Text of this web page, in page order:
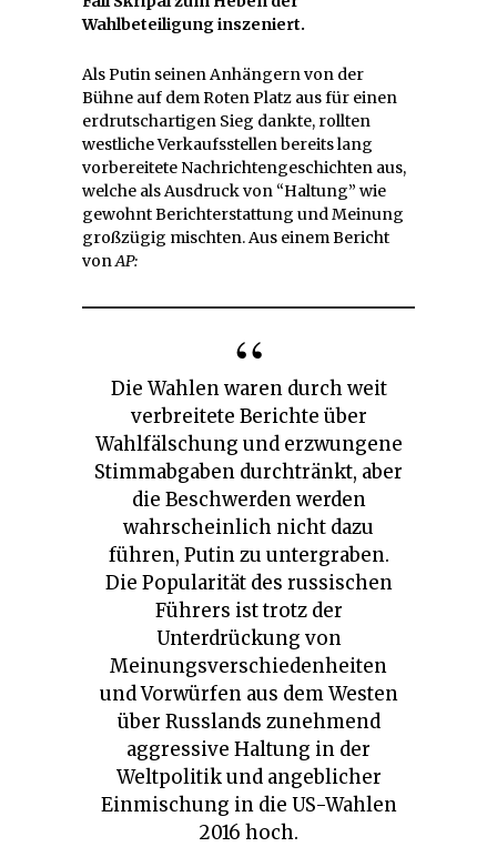
Wahlbeteiligung inszeniert.
Als Putin seinen Anhängern von der
Bühne auf dem Roten Platz aus für einen
erdrutschartigen Sieg dankte, rollten
westliche Verkaufsstellen bereits lang
vorbereitete Nachrichtengeschichten aus,
welche als Ausdruck von “Haltung” wie
gewohnt Berichterstattung und Meinung
großzügig mischten. Aus einem Bericht
vonAP:
Die Wahlen waren durch weit
verbreitete Berichte über
Wahlfälschung und erzwungene
Stimmabgaben durchtränkt, aber
die Beschwerden werden
wahrscheinlich nicht dazu
führen, Putin zu untergraben.
Die Popularität des russischen
Führers ist trotz der
Unterdrückung von
Meinungsverschiedenheiten
und Vorwürfen aus dem Westen
über Russlands zunehmend
aggressive Haltung in der
Weltpolitik und angeblicher
Einmischung in die US-Wahlen
2016 hoch.